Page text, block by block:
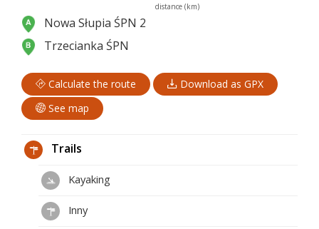
distance (km)
Nowa Słupia ŚPN 2
Trzecianka ŚPN
Calculate the route
Download as GPX
See map
Trails
Kayaking
Inny